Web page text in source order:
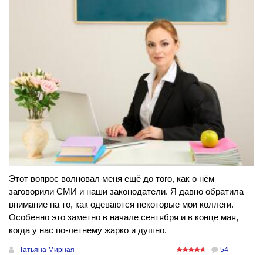
Этот вопрос волновал меня ещё до того, как о нём
заговорили СМИ и наши законодатели. Я давно обратила
внимание на то, как одеваются некоторые мои коллеги.
Особенно это заметно в начале сентября и в конце мая,
когда у нас по-летнему жарко и душно.
Татьяна Мирная 54